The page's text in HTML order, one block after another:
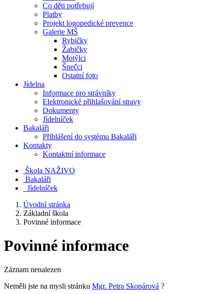
Co děti potřebují
Platby
Projekt logopedické prevence
Galerie MŠ
Rybičky
Žabičky
Motýlci
Šnečci
Ostatní foto
Jídelna
Informace pro strávníky
Elektronické přihlašování stravy
Dokumenty
Jídelníček
Bakaláři
Přihlášení do systému Bakaláři
Kontakty
Kontaktní informace
Škola NAŽIVO
Bakaláři
Jídelníček
Úvodní stránka
Základní škola
Povinné informace
Povinné informace
Záznam nenalezen
Neměli jste na mysli stránku Mgr. Petra Skopárová ?